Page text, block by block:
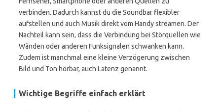
verbinden. Dadurch kannst du die Soundbar flexibler
aufstellen und auch Musik direkt vom Handy streamen. Der
Nachteil kann sein, dass die Verbindung bei Störquellen wie
Wänden oder anderen Funksignalen schwanken kann.
Zudem ist manchmal eine kleine Verzögerung zwischen
Bild und Ton hörbar, auch Latenz genannt.
Wichtige Begriffe einfach erklärt